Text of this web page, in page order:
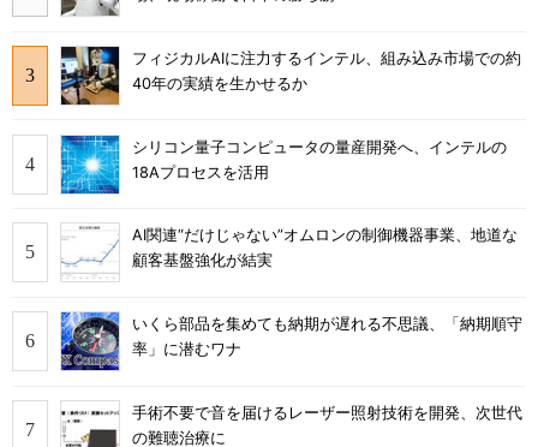
フィジカルAIに注力するインテル、組み込み市場での約
40年の実績を生かせるか
シリコン量子コンピュータの量産開発へ、インテルの
18Aプロセスを活用
AI関連“だけじゃない”オムロンの制御機器事業、地道な
顧客基盤強化が結実
いくら部品を集めても納期が遅れる不思議、「納期順守
率」に潜むワナ
手術不要で音を届けるレーザー照射技術を開発、次世代
の難聴治療に